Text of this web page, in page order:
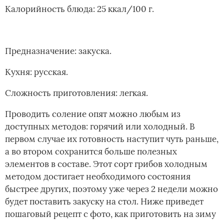
Калорийность блюда: 25 ккал/100 г.
Предназначение: закуска.
Кухня: русская.
Сложность приготовления: легкая.
Проводить соление опят можно любым из
доступных методов: горячий или холодный. В
первом случае их готовность наступит чуть раньше,
а во втором сохранится больше полезных
элементов в составе. Этот сорт грибов холодным
методом достигает необходимого состояния
быстрее других, поэтому уже через 2 недели можно
будет поставить закуску на стол. Ниже приведет
пошаговый рецепт с фото, как приготовить на зиму